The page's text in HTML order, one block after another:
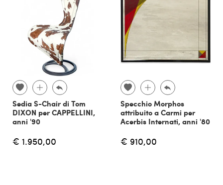
Sedia S-Chair di Tom
DIXON per CAPPELLINI,
anni '90
€ 1.950,00
Specchio Morphos
attribuito a Carmi per
Acerbis Internati, anni '80
€ 910,00